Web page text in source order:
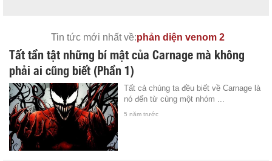
Tin tức mới nhất về:phản diện venom 2
Tất tần tật những bí mật của Carnage mà không
phải ai cũng biết (Phần 1)
Tất cả chúng ta đều biết về Carnage là
nó đến từ cùng một nhóm ...
5 năm trước